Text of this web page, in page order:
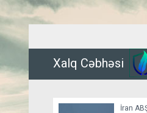
Xalq Cəbhəsi
İran